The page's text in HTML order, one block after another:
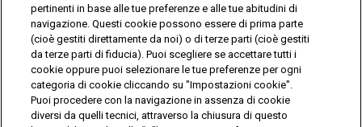
© Copyright Sisal Italia S.p.A. - P.I. 02433760135
Privacy Cookies
Mappa
del
sito
pertinenti in base alle tue preferenze e alle tue abitudini di
navigazione. Questi cookie possono essere di prima parte
(cioè gestiti direttamente da noi) o di terze parti (cioè gestiti
da terze parti di fiducia). Puoi scegliere se accettare tutti i
cookie oppure puoi selezionare le tue preferenze per ogni
categoria di cookie cliccando su "Impostazioni cookie".
Puoi procedere con la navigazione in assenza di cookie
diversi da quelli tecnici, attraverso la chiusura di questo